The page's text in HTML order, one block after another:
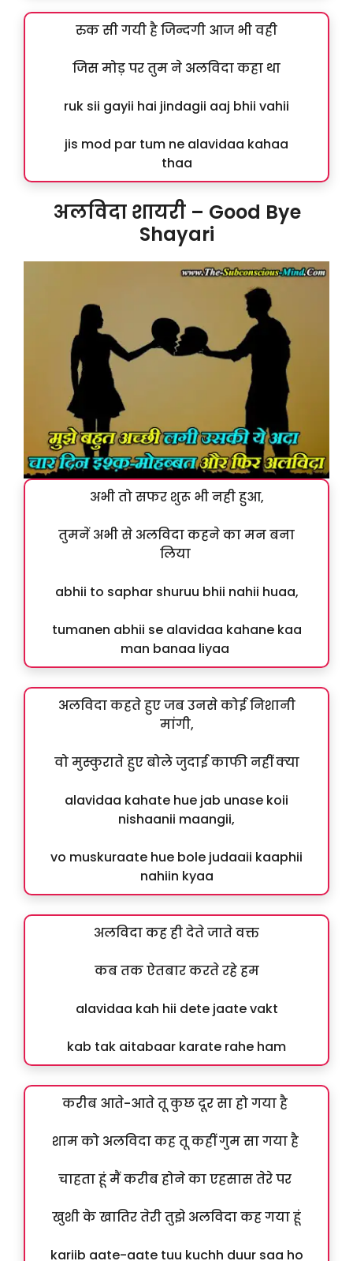
रुक सी गयी है जिन्दगी आज भी वही
जिस मोड़ पर तुम ने अलविदा कहा था
ruk sii gayii hai jindagii aaj bhii vahii
jis mod par tum ne alavidaa kahaa
thaa
अलविदा शायरी – Good Bye
Shayari
अभी तो सफर शुरू भी नही हुआ,
तुमनें अभी से अलविदा कहने का मन बना
लिया
abhii to saphar shuruu bhii nahii huaa,
tumanen abhii se alavidaa kahane kaa
man banaa liyaa
अलविदा कहते हुए जब उनसे कोई निशानी
मांगी,
वो मुस्कुराते हुए बोले जुदाई काफी नहीं क्या
alavidaa kahate hue jab unase koii
nishaanii maangii,
vo muskuraate hue bole judaaii kaaphii
nahiin kyaa
अलविदा कह ही देते जाते वक्त
कब तक ऐतबार करते रहे हम
alavidaa kah hii dete jaate vakt
kab tak aitabaar karate rahe ham
करीब आते-आते तू कुछ दूर सा हो गया है
शाम को अलविदा कह तू कहीं गुम सा गया है
चाहता हूं मैं करीब होने का एहसास तेरे पर
खुशी के खातिर तेरी तुझे अलविदा कह गया हूं
kariib aate-aate tuu kuchh duur saa ho